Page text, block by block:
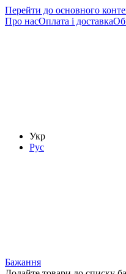
Перейти до основного
Про насОплата і доставка
Укр
Рус
Бажання